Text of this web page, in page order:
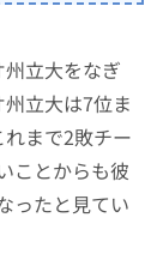
立大をなぎ
立大は7位ま
まで2敗チー
ことからも彼
ったと見てい